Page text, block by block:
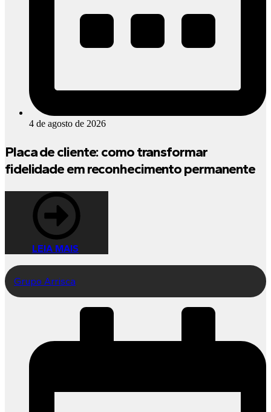
4 de agosto de 2026
Placa de cliente: como transformar
fidelidade em reconhecimento permanente
LEIA MAIS
Grupo Arrisca